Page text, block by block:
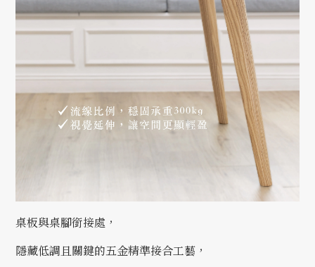
桌板與桌腳銜接處，
隱藏低調且關鍵的五金精準接合工藝，